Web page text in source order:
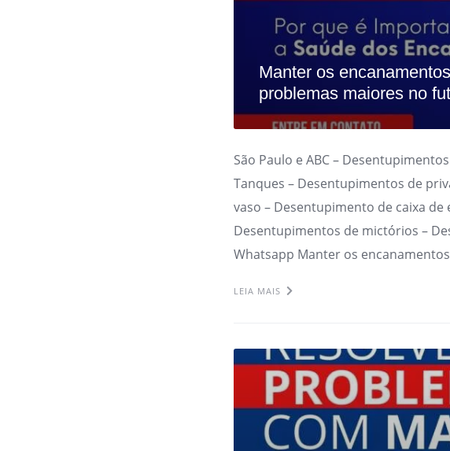
Manter os
problemas maiores no
São Paulo e ABC –
Tanques – Desentupimentos de
vaso – Desentupimento de caixa
Desentupimentos de mictórios –
Whatsapp Manter os
LEIA MAIS